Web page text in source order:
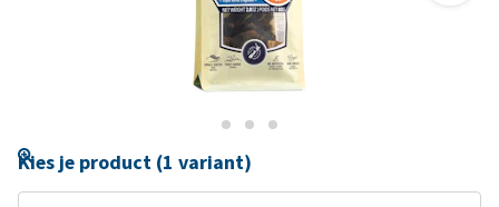
Kies je product (1 variant)